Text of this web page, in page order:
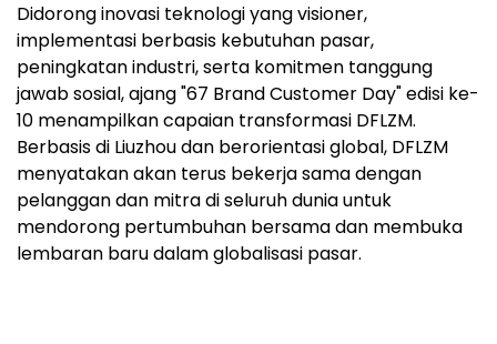
Didorong inovasi teknologi yang visioner,
implementasi berbasis kebutuhan pasar,
peningkatan industri, serta komitmen tanggung
jawab sosial, ajang "67 Brand Customer Day" edisi ke-
10 menampilkan capaian transformasi DFLZM.
Berbasis di Liuzhou dan berorientasi global, DFLZM
menyatakan akan terus bekerja sama dengan
pelanggan dan mitra di seluruh dunia untuk
mendorong pertumbuhan bersama dan membuka
lembaran baru dalam globalisasi pasar.